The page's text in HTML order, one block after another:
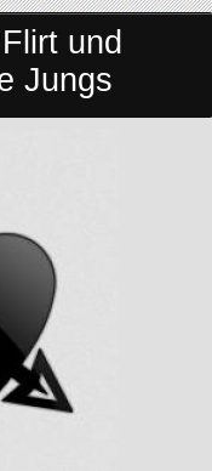
und
Jungs